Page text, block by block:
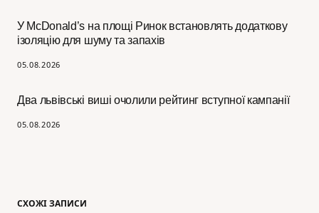
У McDonald’s на площі Ринок встановлять додаткову
ізоляцію для шуму та запахів
05.08.2026
Два львівські виші очолили рейтинг вступної кампанії
05.08.2026
СХОЖІ ЗАПИСИ